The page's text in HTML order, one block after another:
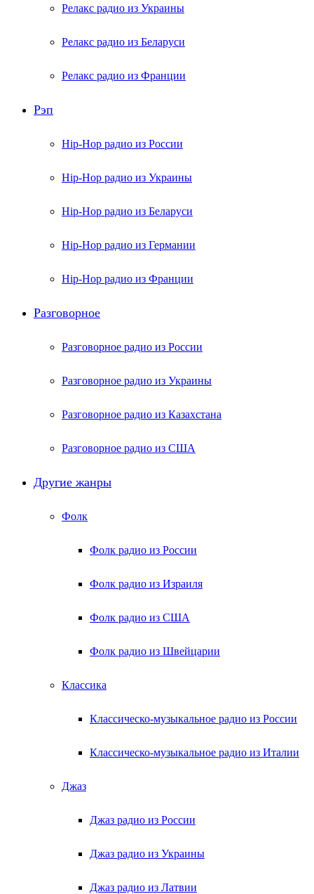
Релакс радио из Украины
Релакс радио из Беларуси
Релакс радио из Франции
Рэп
Hip-Hop радио из России
Hip-Hop радио из Украины
Hip-Hop радио из Беларуси
Hip-Hop радио из Германии
Hip-Hop радио из Франции
Разговорное
Разговорное радио из России
Разговорное радио из Украины
Разговорное радио из Казахстана
Разговорное радио из США
Другие жанры
Фолк
Фолк радио из России
Фолк радио из Израиля
Фолк радио из США
Фолк радио из Швейцарии
Классика
Классическо-музыкальное радио из России
Классическо-музыкальное радио из Италии
Джаз
Джаз радио из России
Джаз радио из Украины
Джаз радио из Латвии